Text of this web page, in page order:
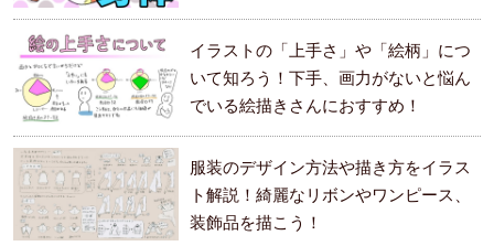
イラストの「上手さ」や「絵柄」につ
いて知ろう！下手、画力がないと悩ん
でいる絵描きさんにおすすめ！
服装のデザイン方法や描き方をイラス
ト解説！綺麗なリボンやワンピース、
装飾品を描こう！